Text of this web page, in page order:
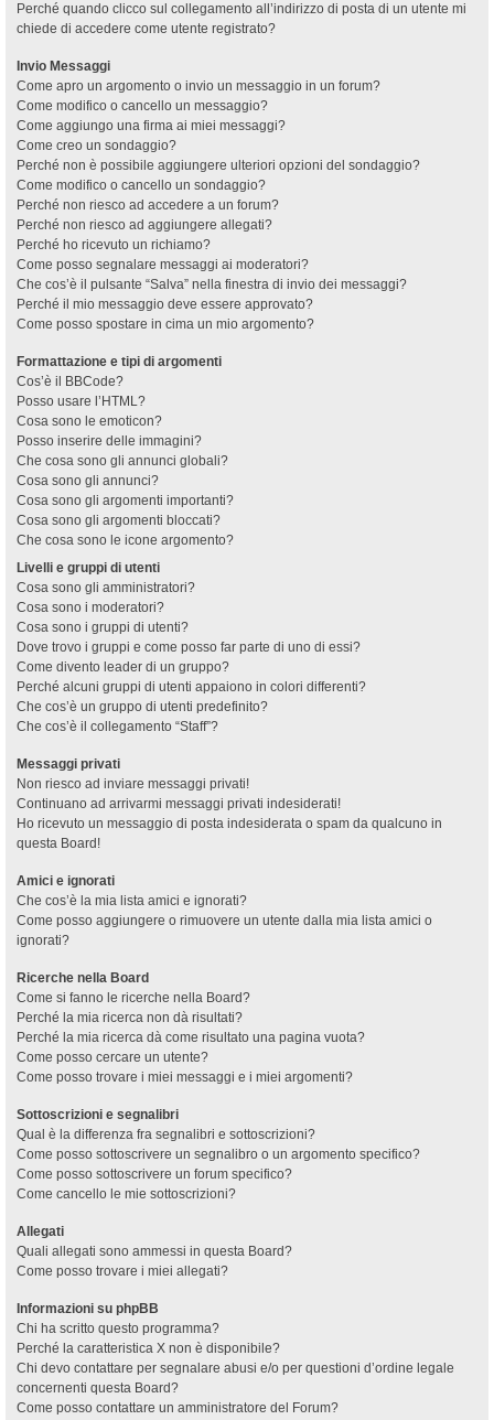
Perché quando clicco sul collegamento all’indirizzo di posta di un utente mi
chiede di accedere come utente registrato?
Invio Messaggi
Come apro un argomento o invio un messaggio in un forum?
Come modifico o cancello un messaggio?
Come aggiungo una firma ai miei messaggi?
Come creo un sondaggio?
Perché non è possibile aggiungere ulteriori opzioni del sondaggio?
Come modifico o cancello un sondaggio?
Perché non riesco ad accedere a un forum?
Perché non riesco ad aggiungere allegati?
Perché ho ricevuto un richiamo?
Come posso segnalare messaggi ai moderatori?
Che cos’è il pulsante “Salva” nella finestra di invio dei messaggi?
Perché il mio messaggio deve essere approvato?
Come posso spostare in cima un mio argomento?
Formattazione e tipi di argomenti
Cos’è il BBCode?
Posso usare l’HTML?
Cosa sono le emoticon?
Posso inserire delle immagini?
Che cosa sono gli annunci globali?
Cosa sono gli annunci?
Cosa sono gli argomenti importanti?
Cosa sono gli argomenti bloccati?
Che cosa sono le icone argomento?
Livelli e gruppi di utenti
Cosa sono gli amministratori?
Cosa sono i moderatori?
Cosa sono i gruppi di utenti?
Dove trovo i gruppi e come posso far parte di uno di essi?
Come divento leader di un gruppo?
Perché alcuni gruppi di utenti appaiono in colori differenti?
Che cos’è un gruppo di utenti predefinito?
Che cos’è il collegamento “Staff”?
Messaggi privati
Non riesco ad inviare messaggi privati!
Continuano ad arrivarmi messaggi privati indesiderati!
Ho ricevuto un messaggio di posta indesiderata o spam da qualcuno in
questa Board!
Amici e ignorati
Che cos’è la mia lista amici e ignorati?
Come posso aggiungere o rimuovere un utente dalla mia lista amici o
ignorati?
Ricerche nella Board
Come si fanno le ricerche nella Board?
Perché la mia ricerca non dà risultati?
Perché la mia ricerca dà come risultato una pagina vuota?
Come posso cercare un utente?
Come posso trovare i miei messaggi e i miei argomenti?
Sottoscrizioni e segnalibri
Qual è la differenza fra segnalibri e sottoscrizioni?
Come posso sottoscrivere un segnalibro o un argomento specifico?
Come posso sottoscrivere un forum specifico?
Come cancello le mie sottoscrizioni?
Allegati
Quali allegati sono ammessi in questa Board?
Come posso trovare i miei allegati?
Informazioni su phpBB
Chi ha scritto questo programma?
Perché la caratteristica X non è disponibile?
Chi devo contattare per segnalare abusi e/o per questioni d’ordine legale
concernenti questa Board?
Come posso contattare un amministratore del Forum?